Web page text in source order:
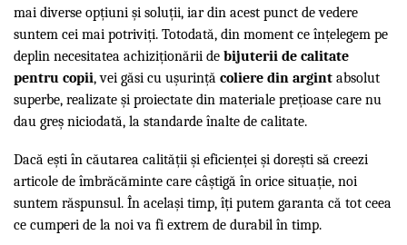
mai diverse opțiuni și soluții, iar din acest punct de vedere
suntem cei mai potriviți. Totodată, din moment ce înțelegem pe
deplin necesitatea achiziționării de bijuterii de calitate
pentru copii, vei găsi cu ușurință coliere din argint absolut
superbe, realizate și proiectate din materiale prețioase care nu
dau greș niciodată, la standarde înalte de calitate.
Dacă ești în căutarea calității și eficienței și dorești să creezi
articole de îmbrăcăminte care câștigă în orice situație, noi
suntem răspunsul. În același timp, îți putem garanta că tot ceea
ce cumperi de la noi va fi extrem de durabil în timp.